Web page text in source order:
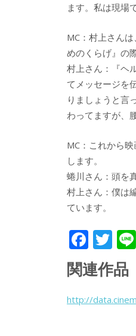
ます。私は現場
MC：村上さん
めのくらげ』の
村上さん：『ヘ
てメッセージを
りましょうと言
わってますが、
MC：これから
します。
蜷川さん：頭を
村上さん：僕は
ています。
F
ac
e
b
T
w
itt
er
関連作品
http://